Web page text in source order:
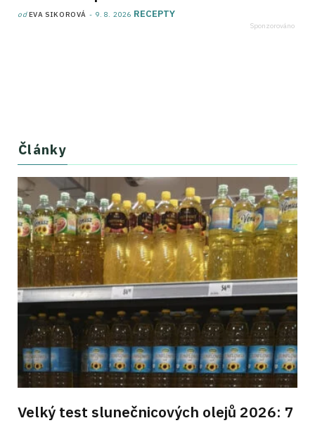
odEVA SIKOROVÁ 9. 8. 2026 RECEPTY
Články
Velký test slunečnicových olejů 2026: 7